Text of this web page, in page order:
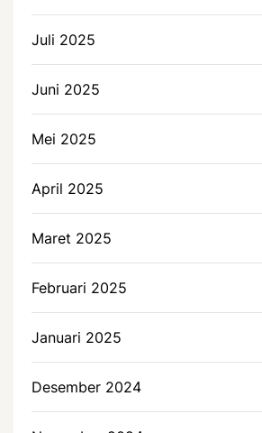
Juli 2025
Juni 2025
Mei 2025
April 2025
Maret 2025
Februari 2025
Januari 2025
Desember 2024